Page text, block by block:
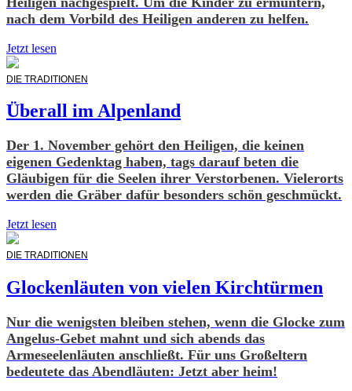
nach dem Vorbild des Heiligen anderen zu helfen.
Jetzt lesen
DIE TRADITIONEN
Überall im Alpenland
Der 1. November gehört den Heiligen, die keinen
eigenen Gedenktag haben, tags darauf beten die
Gläubigen für die Seelen ihrer Verstorbenen. Vielerorts
werden die Gräber dafür besonders schön geschmückt.
Jetzt lesen
DIE TRADITIONEN
Glockenläuten von vielen Kirchtürmen
Nur die wenigsten bleiben stehen, wenn die Glocke zum
Angelus-Gebet mahnt und sich abends das
Armeseelenläuten anschließt. Für uns Großeltern
bedeutete das Abendläuten: Jetzt aber heim!